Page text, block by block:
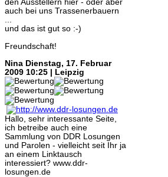
den Ausstellern hier - oder aber
auch bei uns Trassenerbauern
und das ist gut so :-)
Freundschaft!
Nina Dienstag, 17. Februar
2009 10:25 | Leipzig
Hallo, sehr interessante Seite,
ich betreibe auch eine
Sammlung von DDR Losungen
und Parolen - vielleicht seit Ihr ja
an einem Linktausch
interessiert? www.ddr-
losungen.de